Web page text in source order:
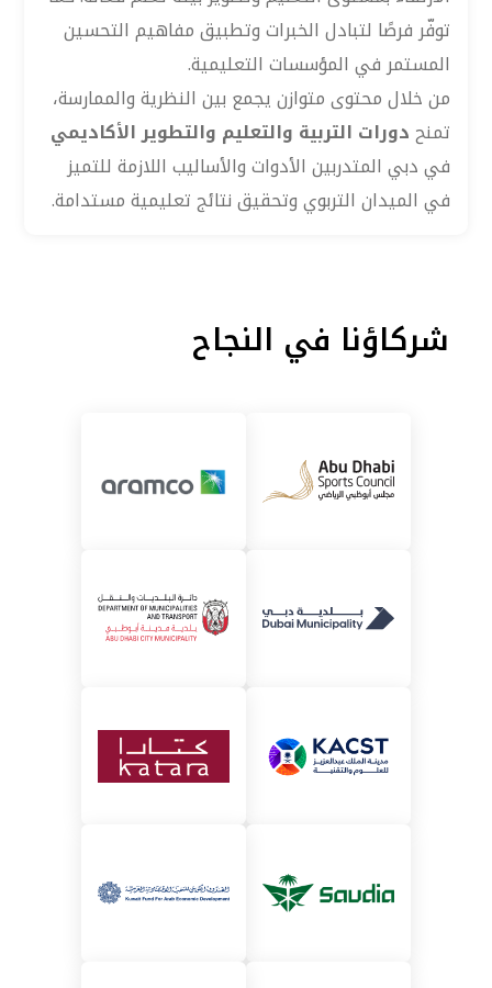
توفّر فرصًا لتبادل الخبرات وتطبيق مفاهيم التحسين
المستمر في المؤسسات التعليمية.
من خلال محتوى متوازن يجمع بين النظرية والممارسة،
تمنحدورات التربية والتعليم والتطوير الأكاديمي
في دبي المتدربين الأدوات والأساليب اللازمة للتميز
في الميدان التربوي وتحقيق نتائج تعليمية مستدامة.
شركاؤنا في النجاح